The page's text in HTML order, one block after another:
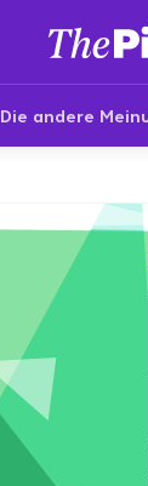
Die andere